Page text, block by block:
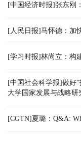
[中国经济时报]张东刚
[人民日报]马怀德：加
[学习时报]林尚立：构
[中国社会科学报]做好
大学国家发展与战略
[CGTN]夏璐：Q&A: